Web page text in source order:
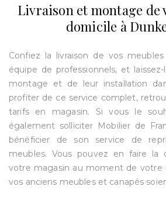
Livraison et montage de
domicile à
Confiez la livraison de vos
équipe de professionnels, et
montage et de leur installation
profiter de ce service complet,
tarifs en magasin. Si vous le
également solliciter Mobilier de
bénéficier de son service de
meubles. Vous pouvez en faire la
votre magasin au moment de votre
vos anciens meubles et canapés